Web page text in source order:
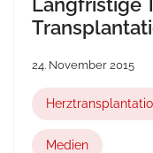
24. November 2015
Medien